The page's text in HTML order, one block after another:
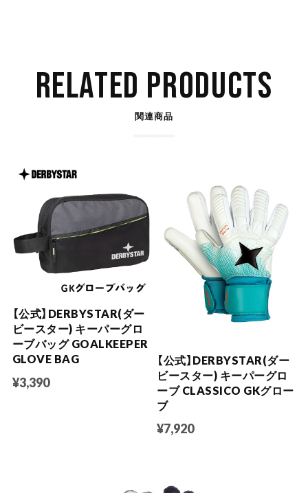
RELATED PRODUCTS
関連商品
【公式】DERBYSTAR(ダー
ビースター) キーパーグロ
ーブバッグ GOALKEEPER
GLOVE BAG
¥3,390
【公式】DERBYSTAR(ダー
ビースター) キーパーグロ
ーブ CLASSICO GKグロー
ブ
¥7,920